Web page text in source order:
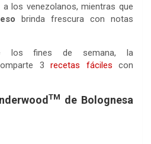
los venezolanos, mientras que
brinda frescura con notas
los fines de semana, la
3 recetas fáciles con
TM de Bolognesa